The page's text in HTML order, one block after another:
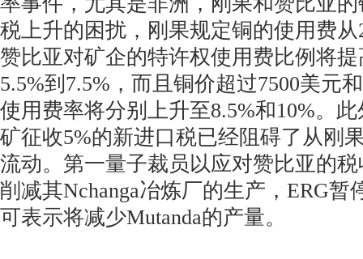
税上升的困扰，刚果规定铜的使用费从
赞比亚对矿企的特许权使用费比例将
5.5%到7.5%，而且铜价超过7500美元
使用费率将分别上升至8.5%和10%。
矿征收5%的新进口税已经阻碍了从刚
流动。第一量子裁员以应对赞比亚的税
削减其Nchanga冶炼厂的生产，ERG暂
可表示将减少Mutanda的产量。